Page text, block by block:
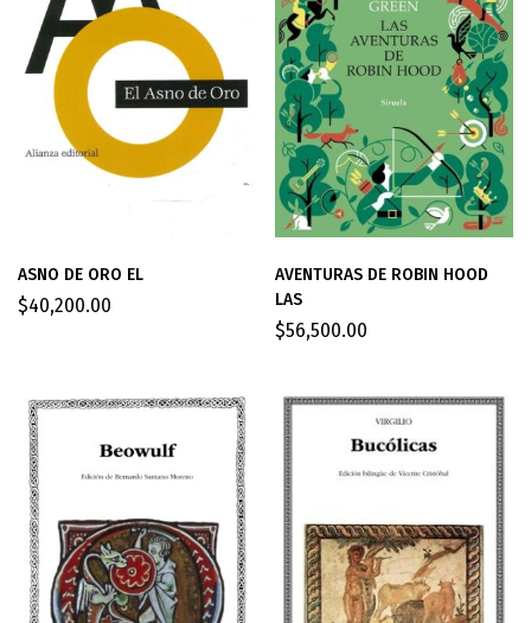
ASNO DE ORO EL
$40,200.00
AVENTURAS DE ROBIN HOOD
LAS
$56,500.00